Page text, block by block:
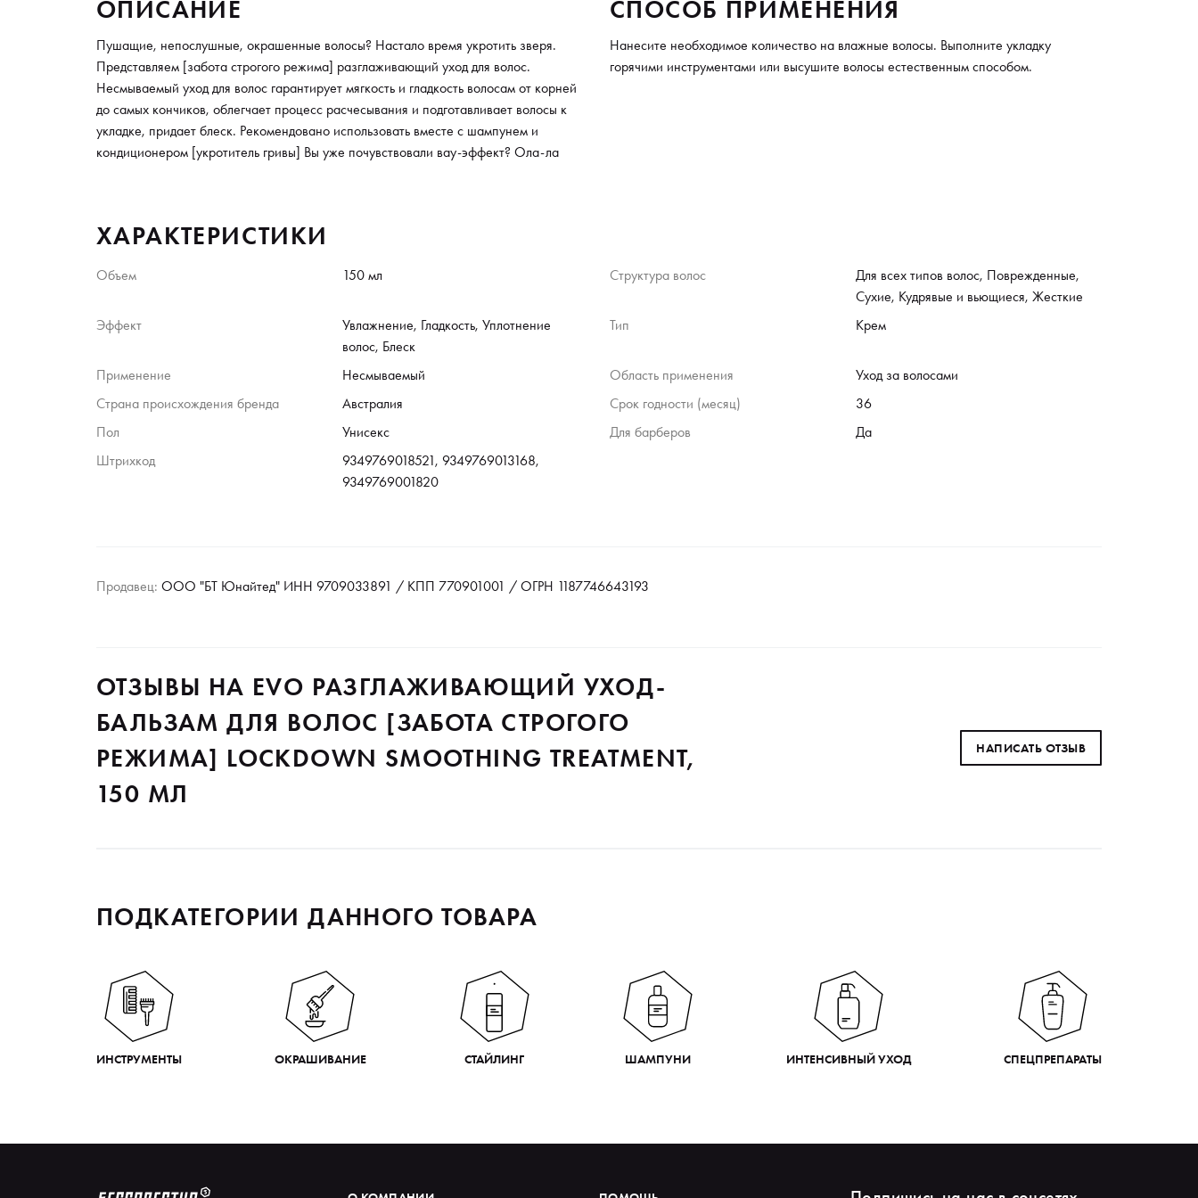
ОПИСАНИЕ
Пушащие, непослушные, окрашенные волосы? Настало время укротить зверя.
Представляем [забота строгого режима] разглаживающий уход для волос.
Несмываемый уход для волос гарантирует мягкость и гладкость волосам от корней
до самых кончиков, облегчает процесс расчесывания и подготавливает волосы к
укладке, придает блеск. Рекомендовано использовать вместе с шампунем и
кондиционером [укротитель гривы] Вы уже почувствовали вау-эффект? Ола-ла
СПОСОБ ПРИМЕНЕНИЯ
Нанесите необходимое количество на влажные волосы. Выполните укладку
горячими инструментами или высушите волосы естественным способом.
ХАРАКТЕРИСТИКИ
Объем 150 мл Структура волос
Для всех типов волос, Поврежденные,
Сухие, Кудрявые и вьющиеся, Жесткие
Эффект
Увлажнение, Гладкость, Уплотнение
волос, Блеск
Тип Крем
Применение Несмываемый Область применения
Уход за волосами
Страна происхождения бренда
Австралия Срок годности (месяц)
36
Пол
Унисекс Для барберов
Да
Штрихкод
9349769018521, 9349769013168,
9349769001820
Продавец: ООО "БТ Юнайтед" ИНН 9709033891 / КПП 770901001 / ОГРН 1187746643193
ОТЗЫВЫ НА EVO РАЗГЛАЖИВАЮЩИЙ УХОД-
БАЛЬЗАМ ДЛЯ ВОЛОС [ЗАБОТА СТРОГОГО
РЕЖИМА] LOCKDOWN SMOOTHING TREATMENT,
150 МЛ
НАПИСАТЬ ОТЗЫВ
ПОДКАТЕГОРИИ ДАННОГО ТОВАРА
ИНСТРУМЕНТЫ ОКРАШИВАНИЕ СТАЙЛИНГ ШАМПУНИ ИНТЕНСИВНЫЙ УХОД СПЕЦПРЕПАРАТЫ